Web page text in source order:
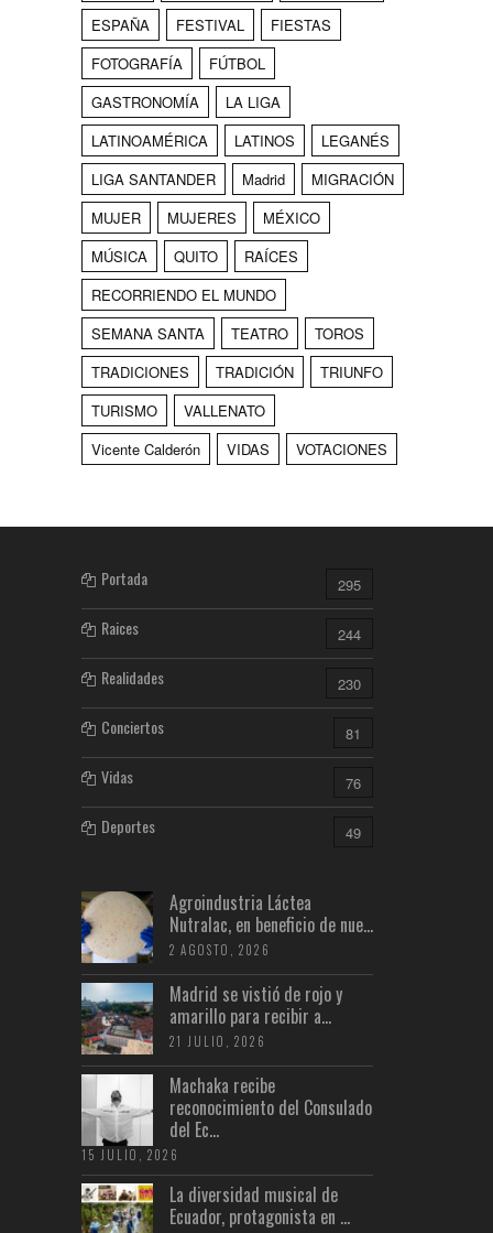
ESPAÑA
FESTIVAL
FIESTAS
FOTOGRAFÍA
FÚTBOL
GASTRONOMÍA
LA LIGA
LATINOAMÉRICA
LATINOS
LEGANÉS
LIGA SANTANDER
Madrid
MIGRACIÓN
MUJER
MUJERES
MÉXICO
MÚSICA
QUITO
RAÍCES
RECORRIENDO EL MUNDO
SEMANA SANTA
TEATRO
TOROS
TRADICIONES
TRADICIÓN
TRIUNFO
TURISMO
VALLENATO
Vicente Calderón
VIDAS VOTACIONES
Portada 295
Raices 244
Realidades 230
Conciertos 81
Vidas 76
Deportes 49
Agroindustria Láctea
Nutralac, en beneficio de nue...
2 AGOSTO, 2026
Madrid se vistió de rojo y
amarillo para recibir a...
21 JULIO, 2026
Machaka recibe
reconocimiento del Consulado
del Ec...
15 JULIO, 2026
La diversidad musical de
Ecuador, protagonista en ...